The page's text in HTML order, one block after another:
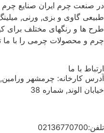
در صنعت چرم ایران صنایع چرم
طبیعی گاوی و بزی, ورنی,
طرح ها و رنگهای مختلف برای
چرم و محصولات چرمی را با ما
ارتباط با ما
خیابان الوند, شماره 38
تلفن:02136770700